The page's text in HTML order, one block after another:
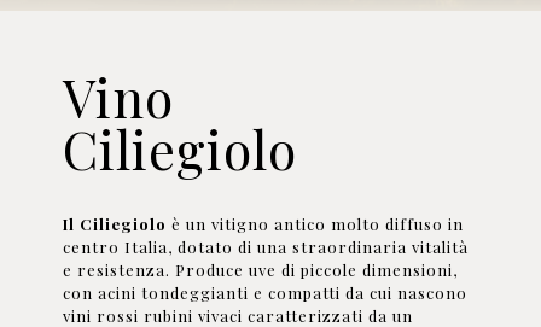
Vino
Ciliegiolo
Il Ciliegioloè un vitigno antico molto diffuso in
centro Italia, dotato di una straordinaria vitalità
e resistenza. Produce uve di piccole dimensioni,
con acini tondeggianti e compatti da cui nascono
vini rossi rubini vivaci caratterizzati da un